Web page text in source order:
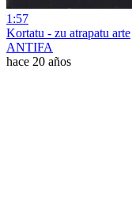
1:57
Kortatu - zu atrapatu arte
ANTIFA
hace 20 años